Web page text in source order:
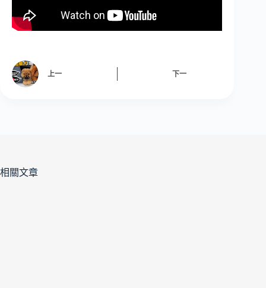
上一 下一
相關文章